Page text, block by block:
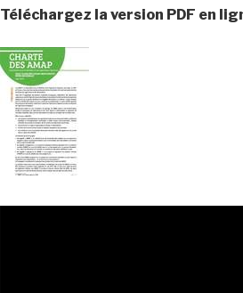
Téléchargez la version PDF en